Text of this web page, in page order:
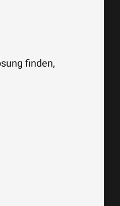
finden,